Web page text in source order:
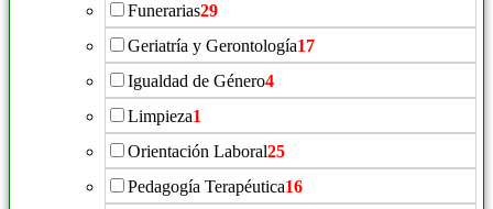
Funerarias29
Geriatría y Gerontología17
Igualdad de Género4
Limpieza1
Orientación Laboral25
Pedagogía Terapéutica16